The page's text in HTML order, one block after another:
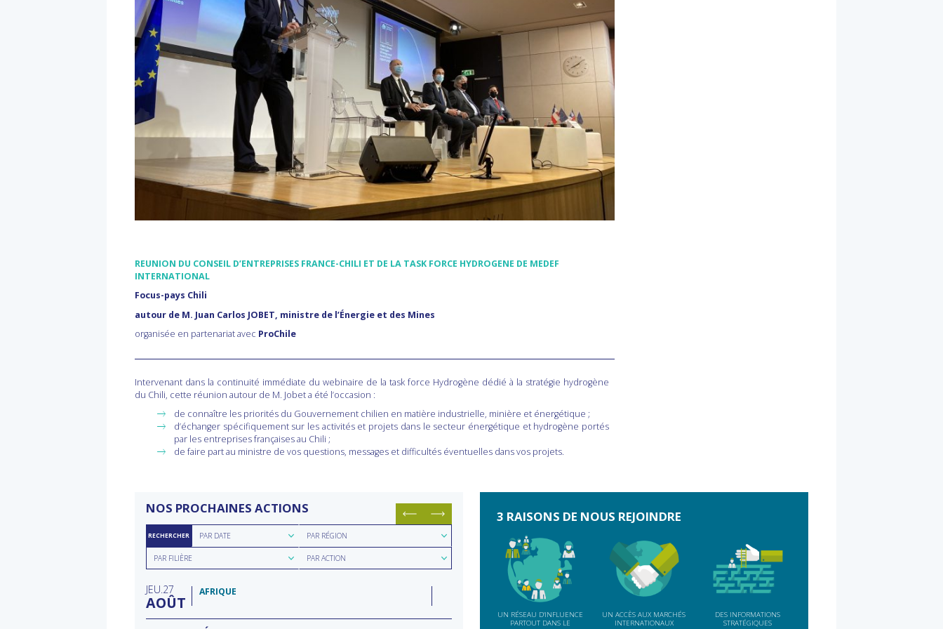
REUNION DU CONSEIL D’ENTREPRISES FRANCE-CHILI ET DE LA TASK FORCE HYDROGENE DE MEDEF
INTERNATIONAL
Focus-pays Chili
autour de M. Juan Carlos JOBET, ministre de l’Énergie et des Mines
organisée en partenariat avec ProChile
Intervenant dans la continuité immédiate du webinaire de la task force Hydrogène dédié à la stratégie hydrogène
du Chili, cette réunion autour de M. Jobet a été l’occasion :
de connaître les priorités du Gouvernement chilien en matière industrielle, minière et énergétique ;
d’échanger spécifiquement sur les activités et projets dans le secteur énergétique et hydrogène portés
par les entreprises françaises au Chili ;
de faire part au ministre de vos questions, messages et difficultés éventuelles dans vos projets.
NOS PROCHAINES ACTIONS
RECHERCHER Rechercher
par
date
PAR DATE
Rechercher
par
région
PAR RÉGION
Rechercher
parPAR FILIÈRE
Rechercher
parPAR ACTION
JEU 27
AOÛT
AFRIQUE INDE
3 RAISONS DE NOUS REJOINDRE
UN RÉSEAU D'INFLUENCE
PARTOUT DANS LE
UN ACCÈS AUX MARCHÉS
INTERNATIONAUX
DES INFORMATIONS
STRATÉGIQUES